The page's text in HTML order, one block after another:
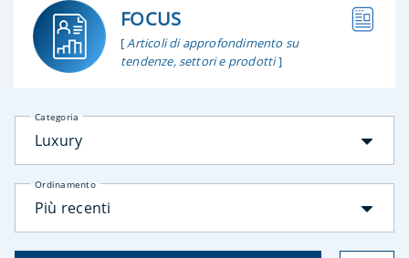
FOCUS
[Articoli di approfondimento su
tendenze, settori e prodotti]
Categoria
Luxury
Ordinamento
Più recenti